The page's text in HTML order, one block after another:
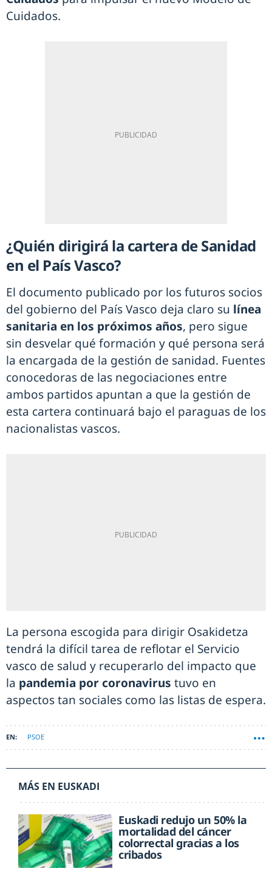
Cuidados.
¿Quién dirigirá la cartera de Sanidad
en el País Vasco?
El documento publicado por los futuros socios
del gobierno del País Vasco deja claro su línea
sanitaria en los próximos años, pero sigue
sin desvelar qué formación y qué persona será
la encargada de la gestión de sanidad. Fuentes
conocedoras de las negociaciones entre
ambos partidos apuntan a que la gestión de
esta cartera continuará bajo el paraguas de los
nacionalistas vascos.
La persona escogida para dirigir Osakidetza
tendrá la difícil tarea de reflotar el Servicio
vasco de salud y recuperarlo del impacto que
la pandemia por coronavirus tuvo en
aspectos tan sociales como las listas de espera.
PSOE
MÁS EN EUSKADI
Euskadi redujo un 50% la
mortalidad del cáncer
colorrectal gracias a los
cribados